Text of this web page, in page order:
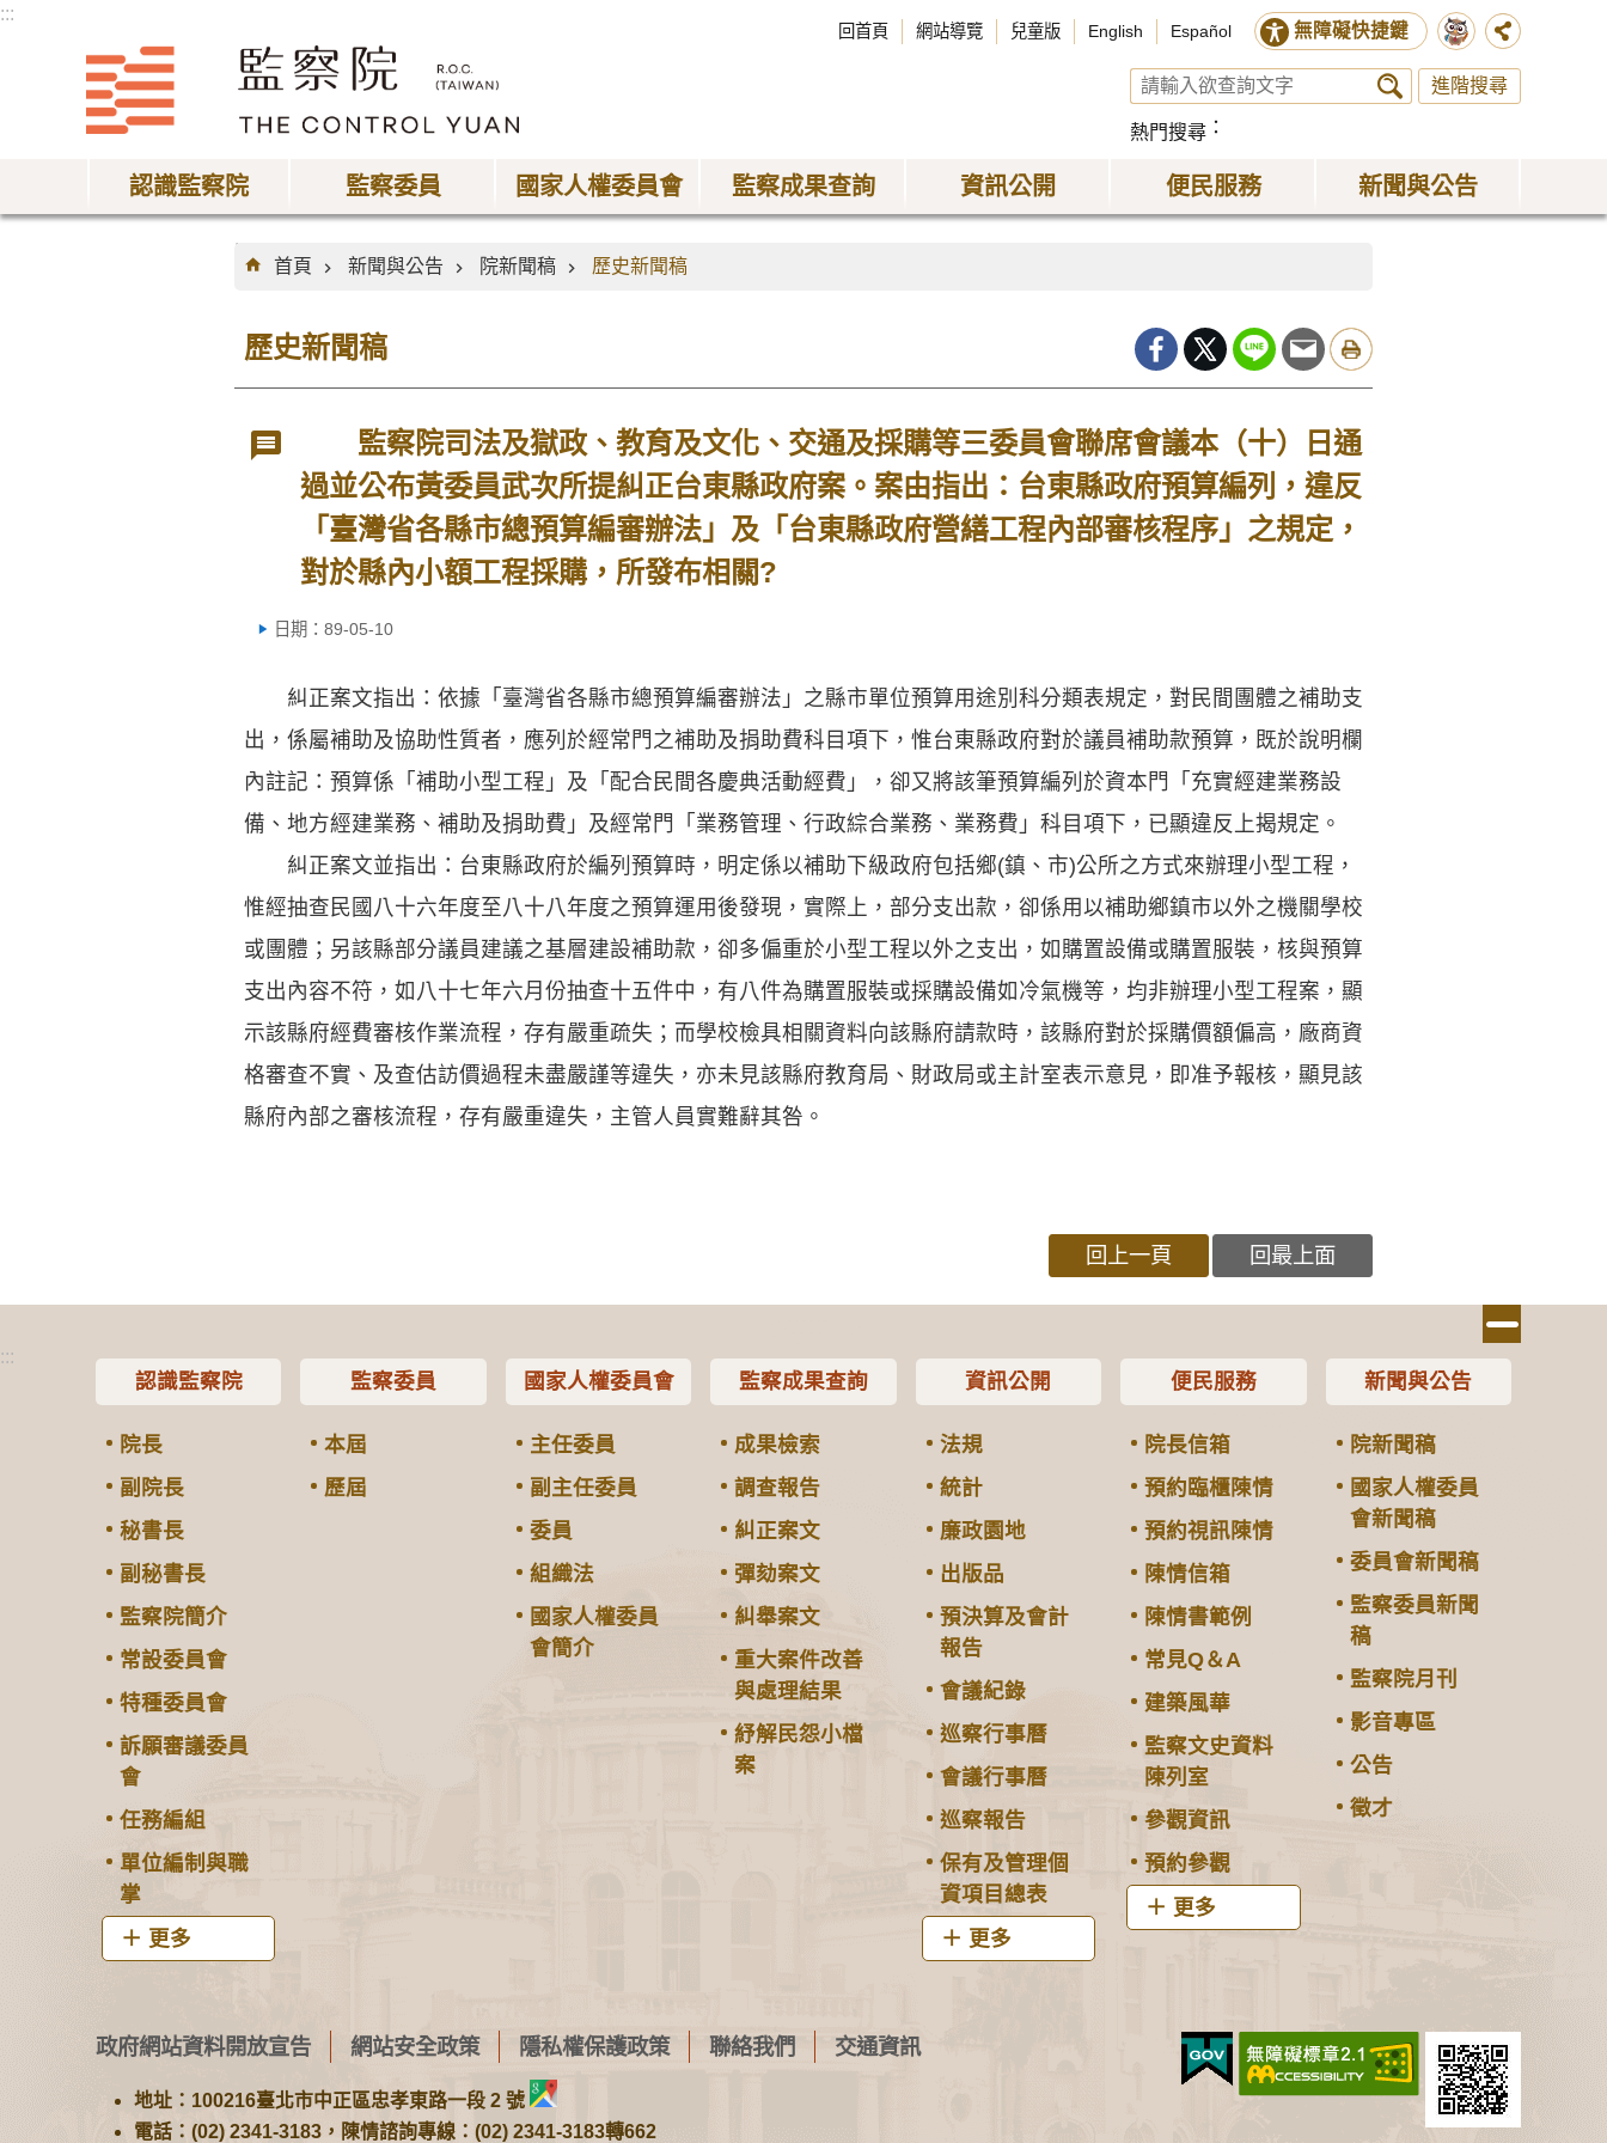
:::
回首頁 網站導覽 兒童版 English Español 無障礙快捷鍵
進階搜尋
熱門搜尋
認識監察院 監察委員 國家人權委員會 監察成果查詢 資訊公開 便民服務 新聞與公告
:::
首頁
新聞與公告 院新聞稿 歷史新聞稿
歷史新聞稿
監察院司法及獄政、教育及文化、交通及採購等三委員會聯席會議本（十）日通
過並公布黃委員武次所提糾正台東縣政府案。案由指出：台東縣政府預算編列，違反
「臺灣省各縣市總預算編審辦法」及「台東縣政府營繕工程內部審核程序」之規定，
對於縣內小額工程採購，所發布相關?
日期：89-05-10
糾正案文指出：依據「臺灣省各縣市總預算編審辦法」之縣市單位預算用途別科分類表規定，對民間團體之補助支
出，係屬補助及協助性質者，應列於經常門之補助及捐助費科目項下，惟台東縣政府對於議員補助款預算，既於說明欄
內註記：預算係「補助小型工程」及「配合民間各慶典活動經費」，卻又將該筆預算編列於資本門「充實經建業務設
備、地方經建業務、補助及捐助費」及經常門「業務管理、行政綜合業務、業務費」科目項下，已顯違反上揭規定。
糾正案文並指出：台東縣政府於編列預算時，明定係以補助下級政府包括鄉(鎮、市)公所之方式來辦理小型工程，
惟經抽查民國八十六年度至八十八年度之預算運用後發現，實際上，部分支出款，卻係用以補助鄉鎮市以外之機關學校
或團體；另該縣部分議員建議之基層建設補助款，卻多偏重於小型工程以外之支出，如購置設備或購置服裝，核與預算
支出內容不符，如八十七年六月份抽查十五件中，有八件為購置服裝或採購設備如冷氣機等，均非辦理小型工程案，顯
示該縣府經費審核作業流程，存有嚴重疏失；而學校檢具相關資料向該縣府請款時，該縣府對於採購價額偏高，廠商資
格審查不實、及查估訪價過程未盡嚴謹等違失，亦未見該縣府教育局、財政局或主計室表示意見，即准予報核，顯見該
縣府內部之審核流程，存有嚴重違失，主管人員實難辭其咎。
回上一頁 回最上面
:::
認識監察院
院長
副院長
秘書長
副秘書長
監察院簡介
常設委員會
特種委員會
訴願審議委員
會
任務編組
單位編制與職
掌
更多
監察委員
本屆
歷屆
國家人權委員會
主任委員
副主任委員
委員
組織法
國家人權委員
會簡介
監察成果查詢
成果檢索
調查報告
糾正案文
彈劾案文
糾舉案文
重大案件改善
與處理結果
紓解民怨小檔
案
資訊公開
法規
統計
廉政園地
出版品
預決算及會計
報告
會議紀錄
巡察行事曆
會議行事曆
巡察報告
保有及管理個
資項目總表
更多
便民服務
院長信箱
預約臨櫃陳情
預約視訊陳情
陳情信箱
陳情書範例
常見Q＆A
建築風華
監察文史資料
陳列室
參觀資訊
預約參觀
更多
新聞與公告
院新聞稿
國家人權委員
會新聞稿
委員會新聞稿
監察委員新聞
稿
監察院月刊
影音專區
公告
徵才
政府網站資料開放宣告 網站安全政策 隱私權保護政策 聯絡我們 交通資訊
地址：100216臺北市中正區忠孝東路一段 2 號
電話：(02) 2341-3183，陳情諮詢專線：(02) 2341-3183轉662